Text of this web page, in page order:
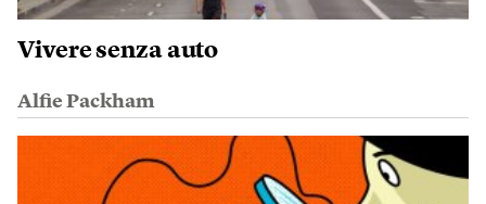
Vivere senza auto
Alfie Packham